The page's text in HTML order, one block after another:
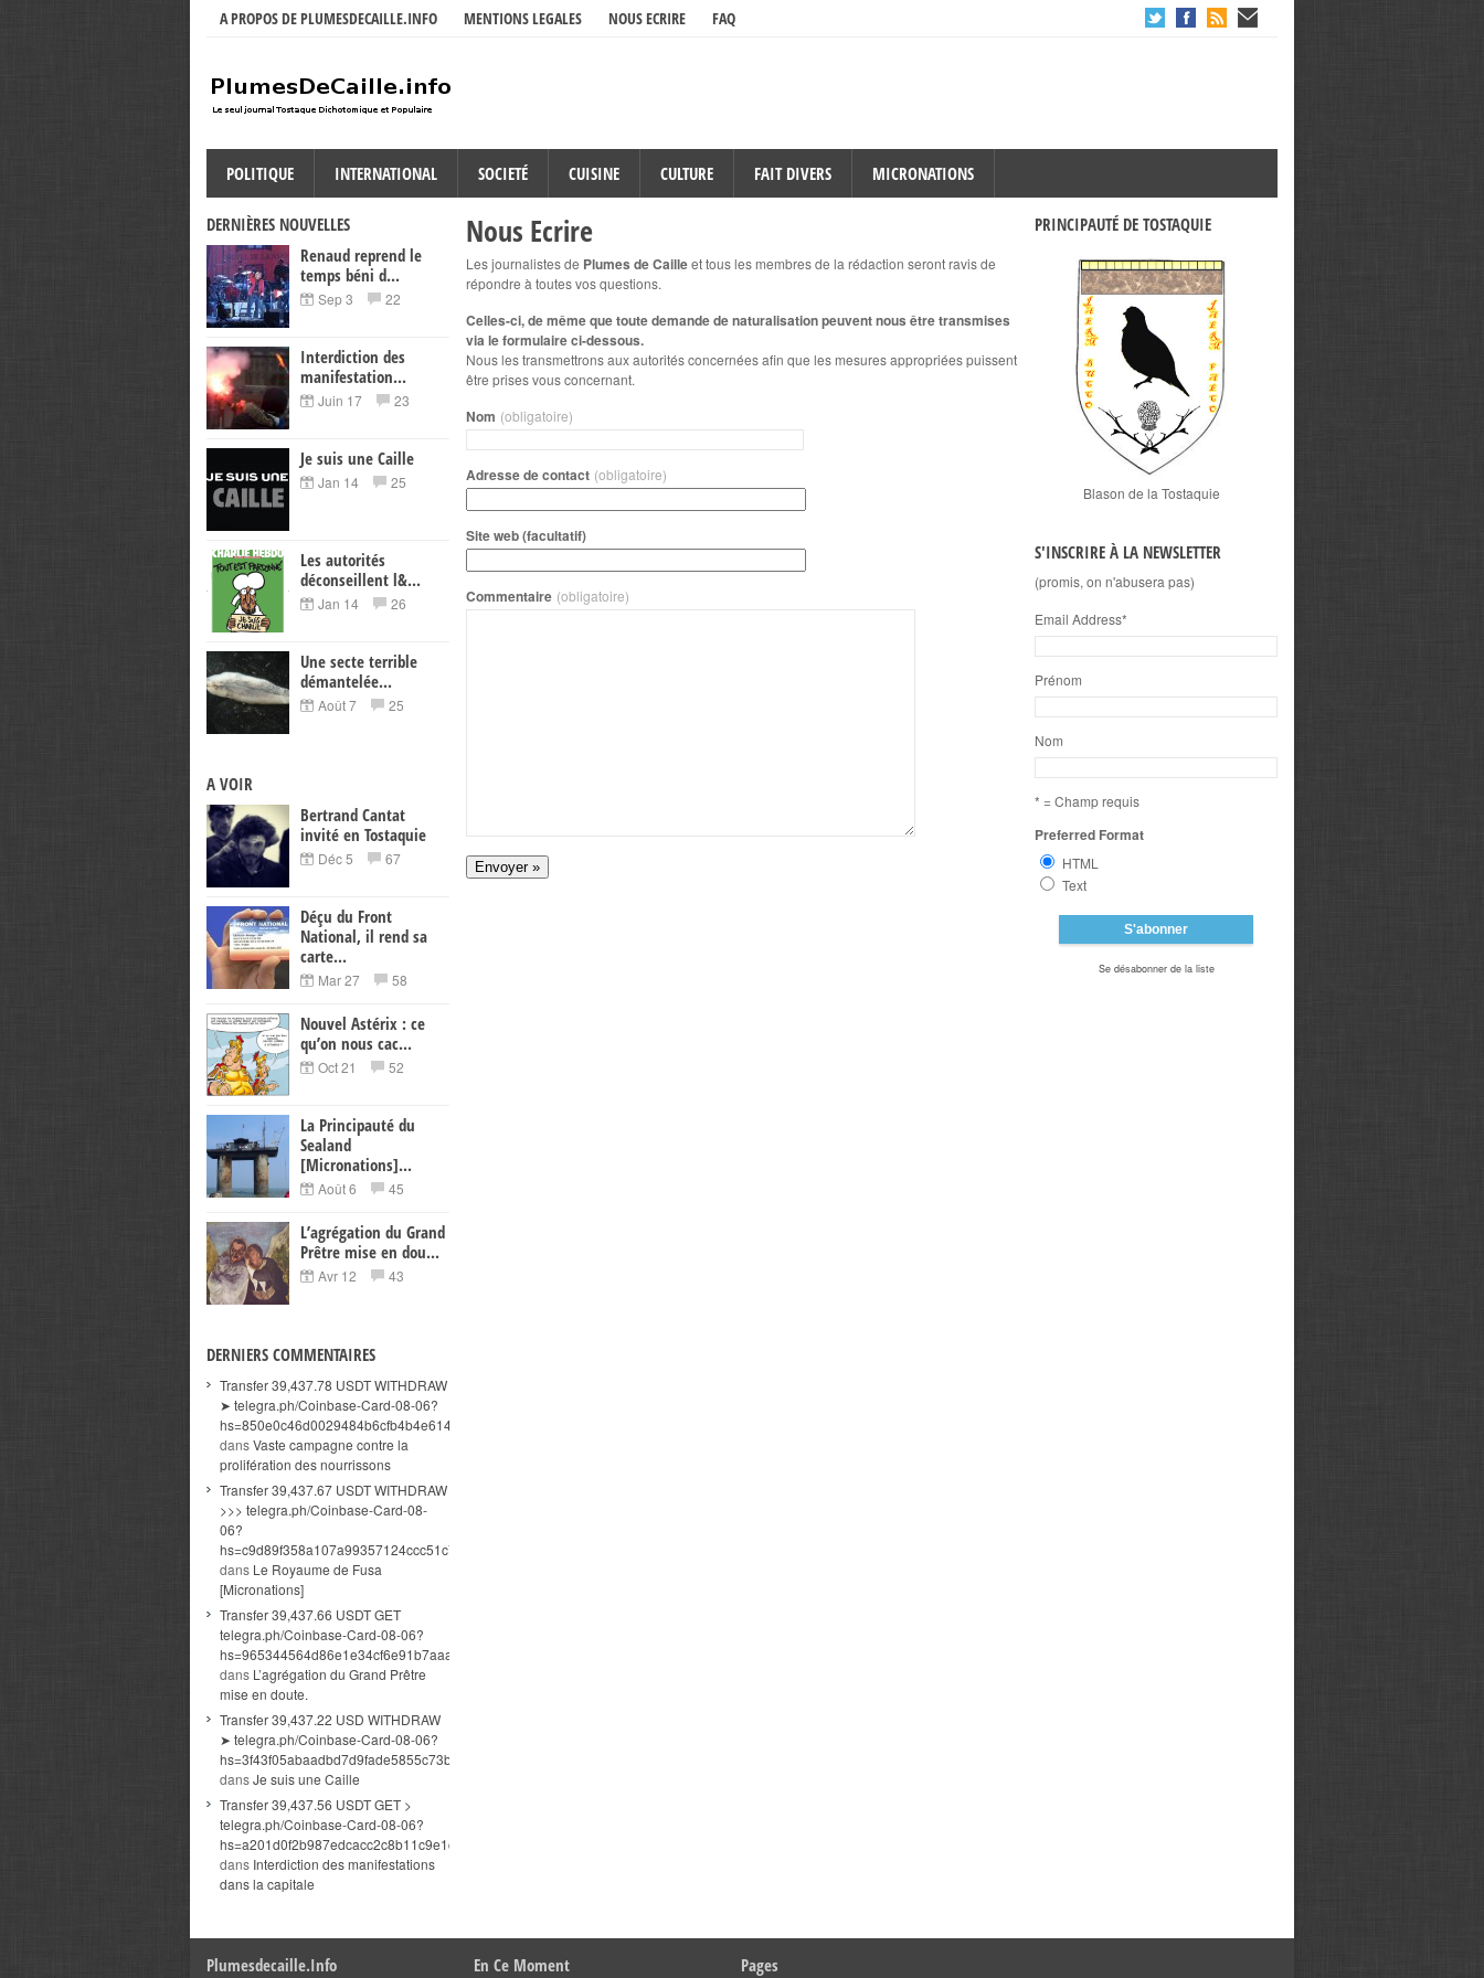
A PROPOS DE PLUMESDECAILLE.INFO MENTIONS LEGALES NOUS ECRIRE FAQ
POLITIQUE INTERNATIONAL SOCIETÉ CUISINE CULTURE FAIT DIVERS MICRONATIONS
Nous Ecrire
Les journalistes de Plumes de Cailleet tous les membres de la rédaction seront ravis de
répondre à toutes vos questions.
Celles-ci, de même que toute demande de naturalisation peuvent nous être transmises
via le formulaire ci-dessous.
Nous les transmettrons aux autorités concernées afin que les mesures appropriées puissent
être prises vous concernant.
Nom (obligatoire)
Adresse de contact (obligatoire)
Site web (facultatif)
Commentaire (obligatoire)
DERNIÈRES NOUVELLES
Renaud reprend le
temps béni d...
Sep 3 22
Interdiction des
manifestation...
Juin 17 23
Je suis une Caille
Jan 14 25
Les autorités
déconseillent l&...
Jan 14 26
Une secte terrible
démantelée...
Août 7 25
A VOIR
Bertrand Cantat
invité en Tostaquie
Déc 5 67
Déçu du Front
National, il rend sa
carte...
Mar 27 58
Nouvel Astérix : ce
qu’on nous cac...
Oct 21 52
La Principauté du
Sealand
[Micronations]...
Août 6 45
L’agrégation du Grand
Prêtre mise en dou...
Avr 12 43
DERNIERS COMMENTAIRES
Transfer 39,437.78 USDT WITHDRAW
➤ telegra.ph/Coinbase-Card-08-06?
hs=850e0c46d0029484b6cfb4b4e614a3c5&
dansVaste campagne contre la
prolifération des nourrissons
Transfer 39,437.67 USDT WITHDRAW
>>> telegra.ph/Coinbase-Card-08-
06?
hs=c9d89f358a107a99357124ccc51c7b34&
dans Le Royaume de Fusa
[Micronations]
Transfer 39,437.66 USDT GET
telegra.ph/Coinbase-Card-08-06?
hs=965344564d86e1e34cf6e91b7aaaa374&
dans L’agrégation du Grand Prêtre
mise en doute.
Transfer 39,437.22 USD WITHDRAW
➤ telegra.ph/Coinbase-Card-08-06?
hs=3f43f05abaadbd7d9fade5855c73beb0&
dansJe suis une Caille
Transfer 39,437.56 USDT GET >
telegra.ph/Coinbase-Card-08-06?
hs=a201d0f2b987edcacc2c8b11c9e1ceac&
dans Interdiction des manifestations
dans la capitale
PRINCIPAUTÉ DE TOSTAQUIE
Blason de la Tostaquie
S'INSCRIRE À LA NEWSLETTER
(promis, on n'abusera pas)
Email Address*
Prénom
Nom
* = Champ requis
Preferred Format
HTML
Text
Se désabonner de la liste
Plumesdecaille.info En Ce Moment Pages